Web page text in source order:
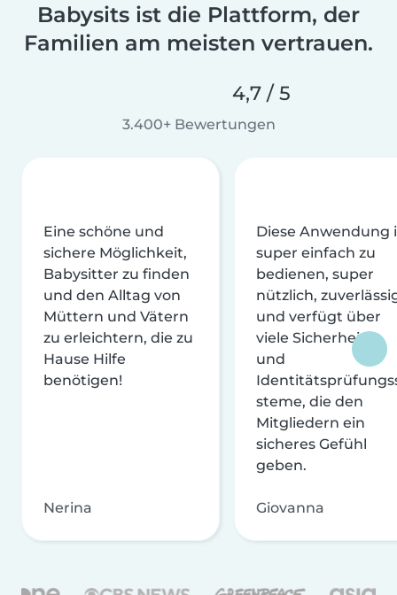
Babysits ist die Plattform, der
Familien am meisten vertrauen.
4,7 / 5
3.400+ Bewertungen
Eine schöne und
sichere Möglichkeit,
Babysitter zu finden
und den Alltag von
Müttern und Vätern
zu erleichtern, die zu
Hause Hilfe
benötigen!
Nerina
Diese Anwendung
super einfach zu
bedienen, super
nützlich,
und verfügt über
viele Sicherheits-
und
steme, die den
Mitgliedern ein
sicheres Gefühl
geben.
Giovanna